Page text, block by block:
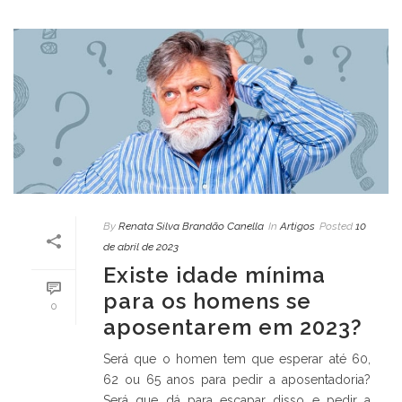
0
By Renata Silva Brandão Canella In Artigos Posted 10
de abril de 2023
Existe idade mínima
para os homens se
aposentarem em 2023?
Será que o homen tem que esperar até 60,
62 ou 65 anos para pedir a aposentadoria?